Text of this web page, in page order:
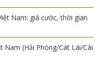
Nam: giá cước, thời gian
Nam (Hải Phòng/Cát Lái/Cái